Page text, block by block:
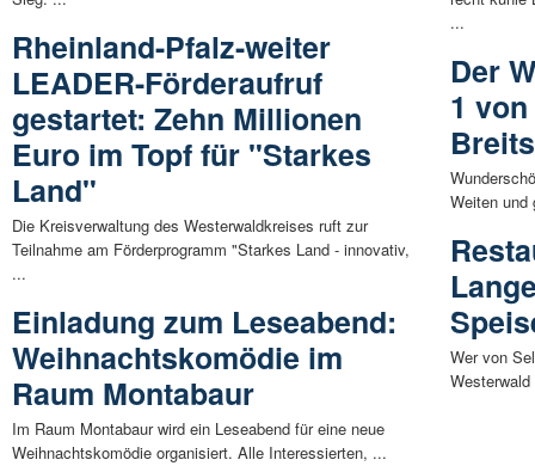
Rheinland-Pfalz-weiter
LEADER-Förderaufruf
gestartet: Zehn Millionen
Euro im Topf für "Starkes
Land"
Die Kreisverwaltung des Westerwaldkreises ruft zur
Teilnahme am Förderprogramm "Starkes Land - innovativ,
...
Einladung zum Leseabend:
Weihnachtskomödie im
Raum Montabaur
Im Raum Montabaur wird ein Leseabend für eine neue
Weihnachtskomödie organisiert. Alle Interessierten, ...
...
Der
1
Weiten
Wer von